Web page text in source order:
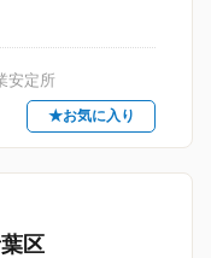
安定所
★お気に入り
区